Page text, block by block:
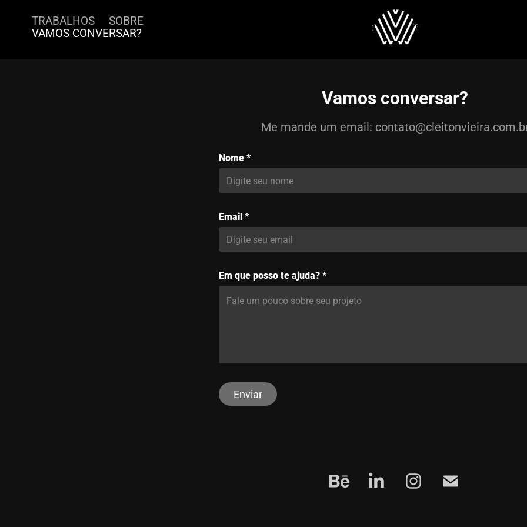
TRABALHOS
SOBRE
VAMOS CONVERSAR?
Vamos conversar?
Me mande um email:
Nome *
Email *
Em que posso te ajuda? *
Enviar